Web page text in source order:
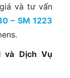
và tư vấn
– SM 1223
và Dịch Vụ